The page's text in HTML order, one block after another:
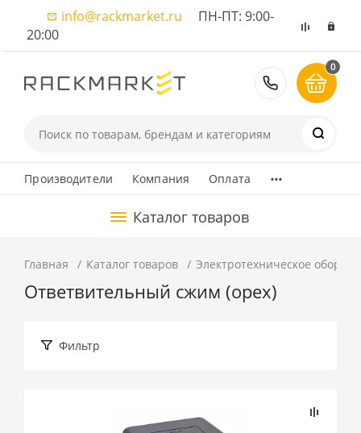
info@rackmarket.ru ПН-ПТ: 9:00-
20:00
8 (495)
0
Производители Компания Оплата ...
Каталог товаров
Главная Каталог товаров Электротехническое
Ответвительный сжим (орех)
Фильтр